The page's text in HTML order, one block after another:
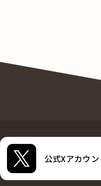
公式Xアカウ